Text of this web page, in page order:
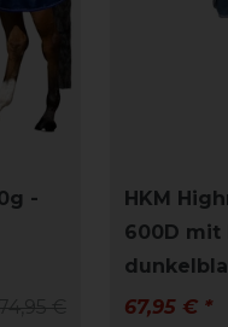
-
HKM
600D mit
67,95 € *